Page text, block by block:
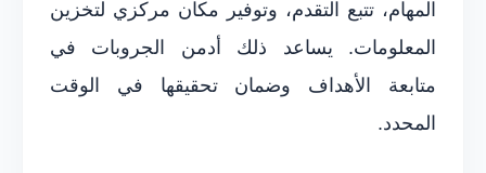
المهام، تتبع التقدم، وتوفير مكان مركزي لتخزين
المعلومات. يساعد ذلك أدمن الجروبات في
متابعة الأهداف وضمان تحقيقها في الوقت
المحدد.